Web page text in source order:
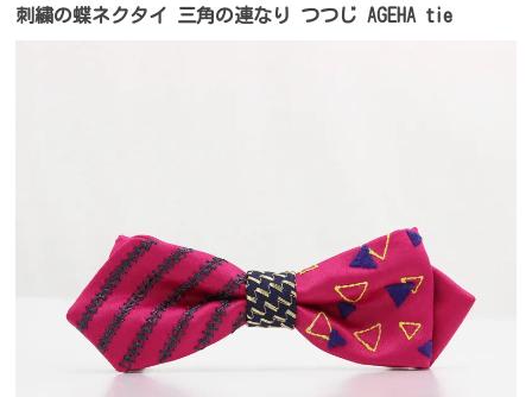
刺繍の蝶ネクタイ 三角の連なり つつじ AGEHA tie